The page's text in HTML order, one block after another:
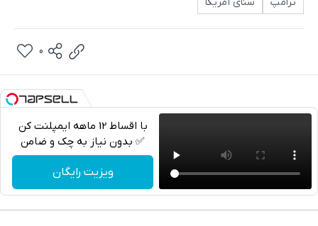
واتساپ
0
با اقساط 12 ماهه ایمپلنت کن
✅ بدون نیاز به چک و ضامن
ویزیت رایگان